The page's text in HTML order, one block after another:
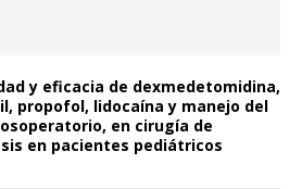
y eficacia de dexmedetomidina,
propofol, lidocaína y manejo del
en cirugía de
en pacientes pediátricos